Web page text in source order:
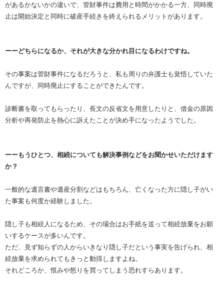
があるかないかの違いで、管財事件は費用と時間がかかる一方、同時廃
止は開始決定と同時に破産手続きを終えられるメリットがあります。
ーーどちらになるか、それが大きな分かれ目になるわけですね。
その事案は管財事件になるだろうと、私も周りの弁護士も覚悟していた
んですが、同時廃止にすることができたんです。
診断書を取ってもらったり、長文の反省文を用意したりと、借金の原因
分析や再発防止を熱心に訴えたことが決め手になったようでした。
ーーもうひとつ、相続についても解決事例などをお聞かせいただけます
か？
一般的な遺言書や遺産分割などはもちろん、亡くなった方に隠し子がい
た事案も何度か経験しました。
隠し子も相続人になるため、その場合はお手紙を送って相続放棄をお願
いするケースが多いんです。
ただ、見ず知らずの人からいきなり隠し子だという事実を告げられ、相
続放棄を求められてもきっと動揺しますよね。
それどころか、恨みや怒りを買ってしまう恐れすらあります。